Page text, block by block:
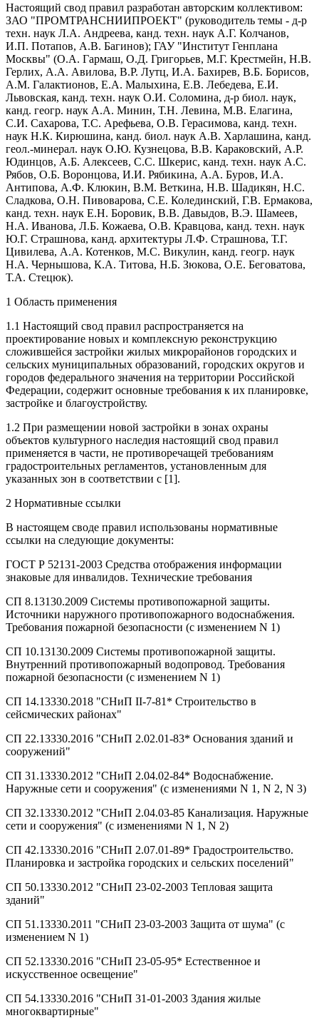
Настоящий свод правил разработан авторским коллективом:
ЗАО "ПРОМТРАНСНИИПРОЕКТ" (руководитель темы - д-р
техн. наук Л.А. Андреева, канд. техн. наук А.Г. Колчанов,
И.П. Потапов, А.В. Багинов); ГАУ "Институт Генплана
Москвы" (О.А. Гармаш, О.Д. Григорьев, М.Г. Крестмейн, Н.В.
Герлих, А.А. Авилова, В.Р. Лутц, И.А. Бахирев, В.Б. Борисов,
А.М. Галактионов, Е.А. Малыхина, Е.В. Лебедева, Е.И.
Львовская, канд. техн. наук О.И. Соломина, д-р биол. наук,
канд. геогр. наук А.А. Минин, Т.Н. Левина, М.В. Елагина,
С.И. Сахарова, Т.С. Арефьева, О.В. Герасимова, канд. техн.
наук Н.К. Кирюшина, канд. биол. наук А.В. Харлашина, канд.
геол.-минерал. наук О.Ю. Кузнецова, В.В. Караковский, А.Р.
Юдинцов, А.Б. Алексеев, С.С. Шкерис, канд. техн. наук А.С.
Рябов, О.Б. Воронцова, И.И. Рябикина, А.А. Буров, И.А.
Антипова, А.Ф. Клюкин, В.М. Веткина, Н.В. Шадикян, Н.С.
Сладкова, О.Н. Пивоварова, С.Е. Колединский, Г.В. Ермакова,
канд. техн. наук Е.Н. Боровик, В.В. Давыдов, В.Э. Шамеев,
Н.А. Иванова, Л.Б. Кожаева, О.В. Кравцова, канд. техн. наук
Ю.Г. Страшнова, канд. архитектуры Л.Ф. Страшнова, Т.Г.
Цивилева, А.А. Котенков, М.С. Викулин, канд. геогр. наук
Н.А. Чернышова, К.А. Титова, Н.Б. Зюкова, О.Е. Беговатова,
Т.А. Стецюк).
1 Область применения
1.1 Настоящий свод правил распространяется на
проектирование новых и комплексную реконструкцию
сложившейся застройки жилых микрорайонов городских и
сельских муниципальных образований, городских округов и
городов федерального значения на территории Российской
Федерации, содержит основные требования к их планировке,
застройке и благоустройству.
1.2 При размещении новой застройки в зонах охраны
объектов культурного наследия настоящий свод правил
применяется в части, не противоречащей требованиям
градостроительных регламентов, установленным для
указанных зон в соответствии с [1].
2 Нормативные ссылки
В настоящем своде правил использованы нормативные
ссылки на следующие документы:
ГОСТ Р 52131-2003 Средства отображения информации
знаковые для инвалидов. Технические требования
СП 8.13130.2009 Системы противопожарной защиты.
Источники наружного противопожарного водоснабжения.
Требования пожарной безопасности (с изменением N 1)
СП 10.13130.2009 Системы противопожарной защиты.
Внутренний противопожарный водопровод. Требования
пожарной безопасности (с изменением N 1)
СП 14.13330.2018 "СНиП II-7-81* Строительство в
сейсмических районах"
СП 22.13330.2016 "СНиП 2.02.01-83* Основания зданий и
сооружений"
СП 31.13330.2012 "СНиП 2.04.02-84* Водоснабжение.
Наружные сети и сооружения" (с изменениями N 1, N 2, N 3)
СП 32.13330.2012 "СНиП 2.04.03-85 Канализация. Наружные
сети и сооружения" (с изменениями N 1, N 2)
СП 42.13330.2016 "СНиП 2.07.01-89* Градостроительство.
Планировка и застройка городских и сельских поселений"
СП 50.13330.2012 "СНиП 23-02-2003 Тепловая защита
зданий"
СП 51.13330.2011 "СНиП 23-03-2003 Защита от шума" (с
изменением N 1)
СП 52.13330.2016 "СНиП 23-05-95* Естественное и
искусственное освещение"
СП 54.13330.2016 "СНиП 31-01-2003 Здания жилые
многоквартирные"